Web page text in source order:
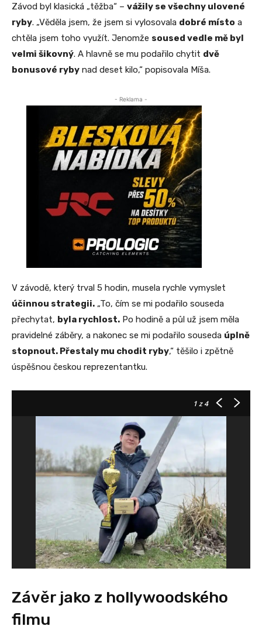
Závod byl klasická „těžba“ – vážily se všechny ulovené
ryby. „Věděla jsem, že jsem si vylosovala dobré místo a
chtěla jsem toho využít. Jenomže soused vedle mě byl
velmi šikovný. A hlavně se mu podařilo chytit dvě
bonusové ryby nad deset kilo,“ popisovala Míša.
- Reklama -
V závodě, který trval 5 hodin, musela rychle vymyslet
účinnou strategii. „To, čím se mi podařilo souseda
přechytat, byla rychlost. Po hodině a půl už jsem měla
pravidelné záběry, a nakonec se mi podařilo souseda úplně
stopnout. Přestaly mu chodit ryby,“ těšilo i zpětně
úspěšnou českou reprezentantku.
1z 4
Závěr jako z hollywoodského
filmu